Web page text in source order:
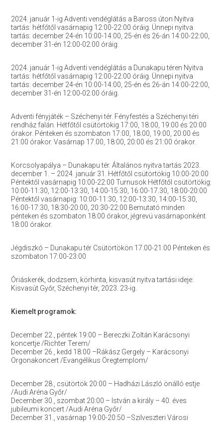
2024. január 1-ig Adventi vendéglátás a Baross úton Nyitva
tartás: hétfőtől vasárnapig 12:00-22:00 óráig. Ünnepi nyitva
tartás: december 24-én 10:00-14:00, 25-én és 26-án 14:00-22:00,
december 31-én 12:00-02:00 óráig.
2024. január 1-ig Adventi vendéglátás a Dunakapu téren Nyitva
tartás: hétfőtől vasárnapig 12:00-22:00 óráig. Ünnepi nyitva
tartás: december 24-én 10:00-14:00, 25-én és 26-án 14:00-22:00,
december 31-én 12:00-02:00 óráig.
Adventi fényjáték – Széchenyi tér. Fényfestés a Széchenyi téri
rendház falán. Hétfőtől csütörtökig 17:00, 18:00, 19:00 és 20:00
órakor. Pénteken és szombaton 17:00, 18:00, 19:00, 20:00 és
21:00 órakor. Vasárnap 17.00, 18:00, 20:00 és 21:00 órakor.
Korcsolyapálya – Dunakapu tér. Általános nyitva tartás 2023.
december 1. – 2024. január 31. Hétfőtől csütörtökig 10:00-20:00
Péntektől vasárnapig 10:00-22:00 Turnusok Hétfőtől csütörtökig:
10:00-11:30, 12:00-13:30, 14:00-15:30, 16:00-17.30, 18:00-20:00
Péntektől vasárnapig: 10:00-11:30, 12:00-13:30, 14:00-15:30,
16:00-17:30, 18:30-20:00, 20:30-22:00 Bemutató minden
pénteken és szombaton 18:00 órakor, jégrevü vasárnaponként
18:00 órakor.
Jégdiszkó – Dunakapu tér Csütörtökön 17:00-21:00 Pénteken és
szombaton 17:00-23:00
Óriáskerék, dodzsem, körhinta, kisvasút nyitva tartási ideje:
Kisvasút Győr, Széchenyi tér, 2023. 23-ig.
Kiemelt programok:
December 22., péntek 19:00 – Bereczki Zoltán Karácsonyi
koncertje /Richter Terem/
December 26., kedd 18:00 –Rákász Gergely – Karácsonyi
Orgonakoncert /Evangélikus Öregtemplom/
December 28., csütörtök 20:00 – Hadházi László önálló estje
/Audi Aréna Győr/
December 30., szombat 20:00 – István a király – 40. éves
jubileumi koncert /Audi Aréna Győr/
December 31., vasárnap 19:00-20:50 –Szilveszteri Városi